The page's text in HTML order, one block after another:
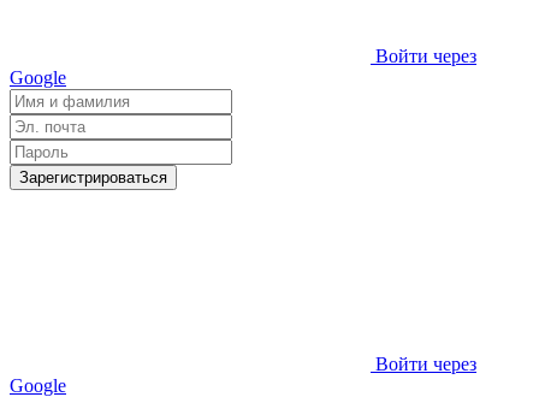
Войти через
Google
Зарегистрироваться
Войти через
Google